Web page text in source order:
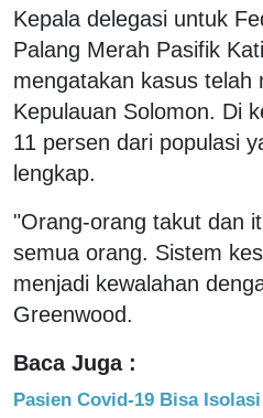
Kepala delegasi untuk
Palang Merah Pasifik
mengatakan kasus telah
Kepulauan Solomon. Di
11 persen dari populasi
lengkap.
"Orang-orang takut dan
semua orang. Sistem
menjadi kewalahan
Greenwood.
Baca Juga :
Pasien Covid-19 Bisa